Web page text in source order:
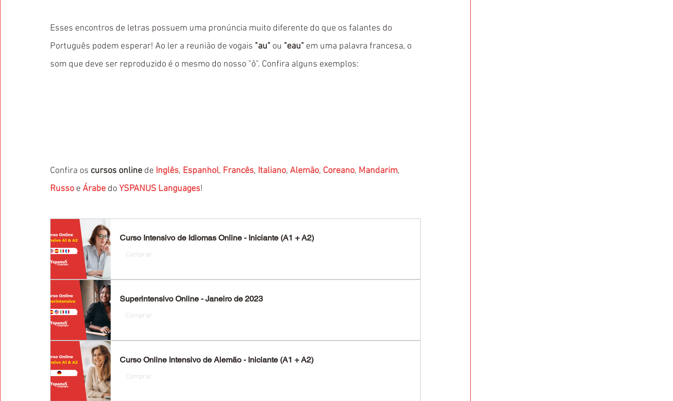
Esses encontros de letras possuem uma pronúncia muito diferente do que os falantes do
Português podem esperar! Ao ler a reunião de vogais "au" ou "eau" em uma palavra francesa, o
som que deve ser reproduzido é o mesmo do nosso "ô". Confira alguns exemplos:
Confira os cursos online de Inglês, Espanhol, Francês, Italiano, Alemão, Coreano, Mandarim,
Russo e Árabe do YSPANUS Languages!
Curso Intensivo de Idiomas Online - Iniciante (A1 + A2)
Comprar
Superintensivo Online - Janeiro de 2023
Comprar
Curso Online Intensivo de Alemão - Iniciante (A1 + A2)
Comprar